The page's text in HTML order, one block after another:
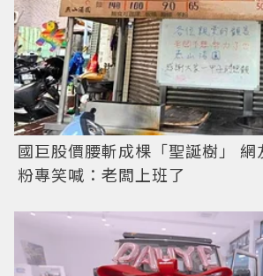
國巨股價腰斬成棵「聖誕樹」 網
粉專笑喊：老闆上班了